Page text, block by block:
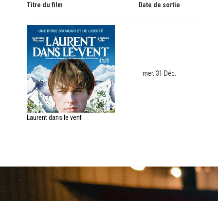
Titre du film Date de sortie
Laurent dans le vent
mer. 31 Déc.